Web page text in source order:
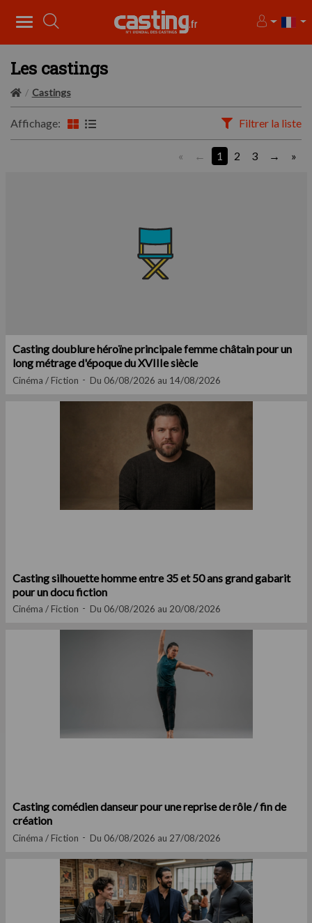
Les castings
Castings
Affichage: Filtrer la liste
« 1 2 3 »
Casting doublure héroïne principale femme châtain pour un
long métrage d'époque du XVIIIe siècle
Cinéma / Fiction Du 06/08/2026 au 14/08/2026
Casting silhouette homme entre 35 et 50 ans grand gabarit
pour un docu fiction
Cinéma / Fiction Du 06/08/2026 au 20/08/2026
Casting comédien danseur pour une reprise de rôle / fin de
création
Cinéma / Fiction Du 06/08/2026 au 27/08/2026